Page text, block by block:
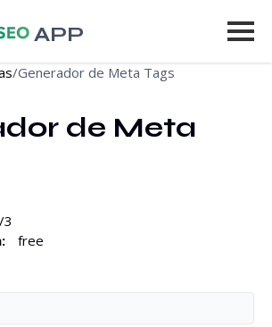
APP
/Generador de Meta Tags
de Meta
/3
: free